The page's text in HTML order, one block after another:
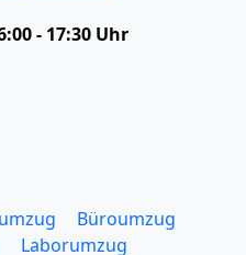
- 17:30 Uhr
Büroumzug
Laborumzug